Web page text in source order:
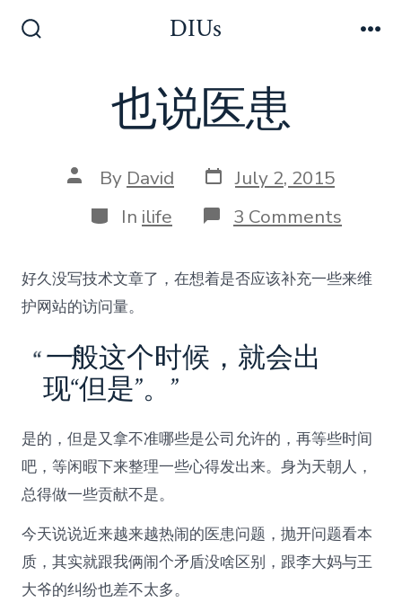
DIUs
也说医患
Post
author
By David Post
date
July 2, 2015
Categories
In ilife 3 Comments
也
医
患
好久没写技术文章了，在想着是否应该补充一些来维
护网站的访问量。
一般这个时候，就会出
现“但是”。
是的，但是又拿不准哪些是公司允许的，再等些时间
吧，等闲暇下来整理一些心得发出来。身为天朝人，
总得做一些贡献不是。
今天说说近来越来越热闹的医患问题，抛开问题看本
质，其实就跟我俩闹个矛盾没啥区别，跟李大妈与王
大爷的纠纷也差不太多。